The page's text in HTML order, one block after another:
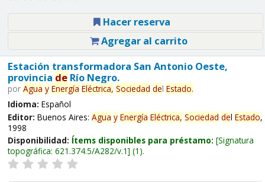
Hacer reserva
Agregar al carrito
Estación transformadora San Antonio Oeste,
provincia deRío Negro.
por Agua y Energía Eléctrica, Sociedad del Estado.
Idioma: Español
Editor: Buenos Aires: Agua y Energía Eléctrica, Sociedad del Estado,
1998
Disponibilidad: Ítems disponibles para préstamo: Signatura
topográfica: 621.374.5/A282/v.1 (1).